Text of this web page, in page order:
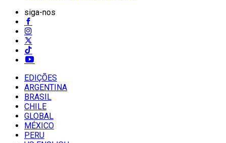
siga-nos
EDIÇÕES
ARGENTINA
BRASIL
CHILE
GLOBAL
MÉXICO
PERU